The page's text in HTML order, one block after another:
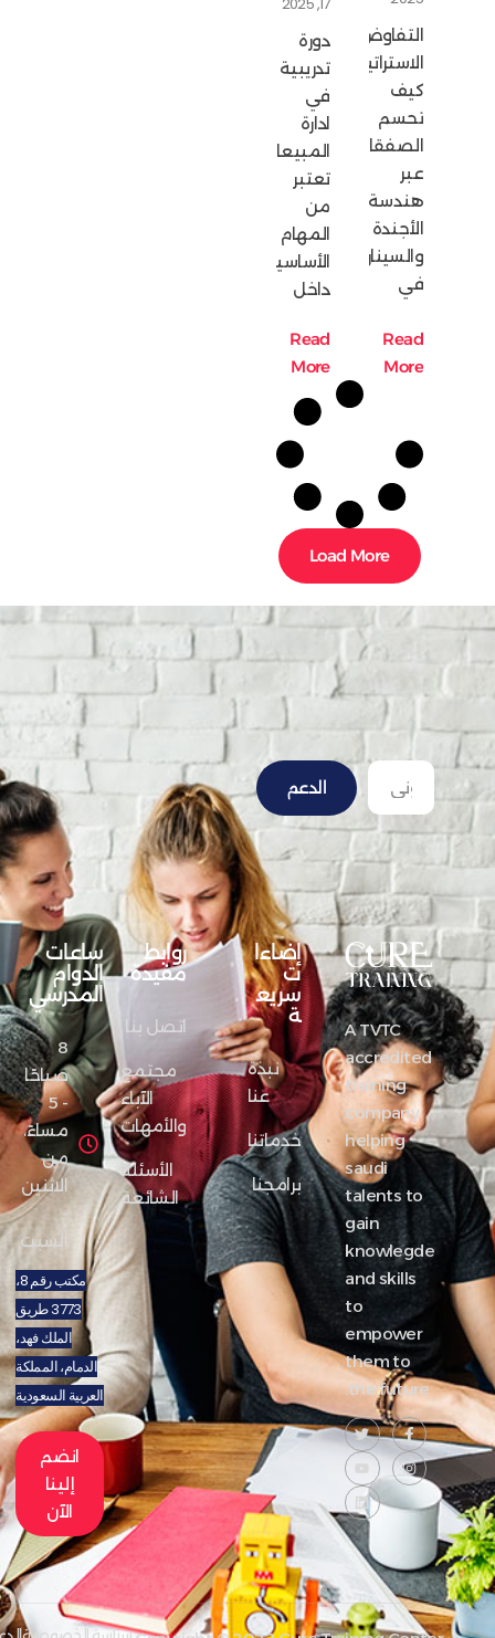
التفاوض
الاستراتيجي:
تحسم
الصفقات
هندسة
الأجندة
والسيناريوهات؟
Read
More
تدريبية
المبيعات
المهام
الأساسية
Read
More
Load More
الدعم
A TVTC
accredited
training
company
helping
saudi
talents to
gain
knowlegde
and skills
empower
them to
the future.
إضاءا
ت
سريع
ة
نبذة
عنا
خدماتنا
برامجنا
روابط
مفيدة
اتصل بنا
مجتمع
الآباء
والأمهات
الأسئلة
الشائعة
ساعات
الدوام
المدرسي
8
صباحًا
- 5
مساءً،
من
الاثنين
-
السبت
مكتب رقم 8،
3773 طريق
الملك فهد،
الدمام، المملكة
العربية السعودية
انضم
إلينا
الآن